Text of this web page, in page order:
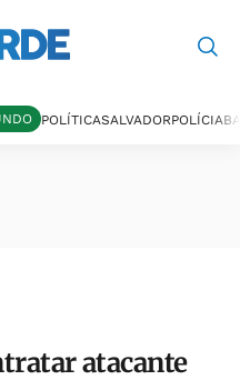
POLÍTICASALVADORPOLÍCIA
atacante